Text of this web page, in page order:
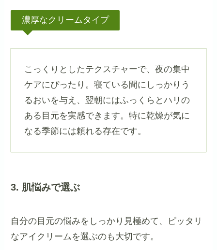
濃厚なクリームタイプ
こっくりとしたテクスチャーで、夜の集中
ケアにぴったり。寝ている間にしっかりう
るおいを与え、翌朝にはふっくらとハリの
ある目元を実感できます。特に乾燥が気に
なる季節には頼れる存在です。
3. 肌悩みで選ぶ
自分の目元の悩みをしっかり見極めて、ピッタリ
なアイクリームを選ぶのも大切です。